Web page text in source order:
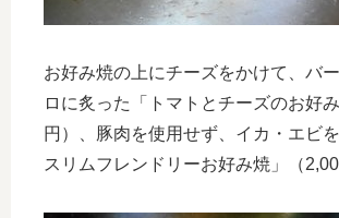
お好み焼の上にチーズをかけて、バ
ロに炙った「トマトとチーズのお好
円）、豚肉を使用せず、イカ・エビ
スリムフレンドリーお好み焼」（